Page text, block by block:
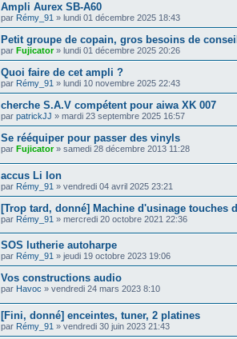
Ampli Aurex SB-A60
par Rémy_91 » lundi 01 décembre 2025 18:43
Petit groupe de copain, gros besoins de
par Fujicator» lundi 01 décembre 2025 20:26
Quoi faire de cet ampli ?
par Rémy_91 » lundi 10 novembre 2025 22:43
cherche S.A.V compétent pour aiwa XK 007
par patrickJJ » mardi 23 septembre 2025 16:57
Se rééquiper pour passer des vinyls
par Fujicator» samedi 28 décembre 2013 11:28
accus Li Ion
par Rémy_91 » vendredi 04 avril 2025 23:21
[Trop tard, donné] Machine d'usinage touches
par Rémy_91 » mercredi 20 octobre 2021 22:36
SOS lutherie autoharpe
par Rémy_91 » jeudi 19 octobre 2023 19:06
Vos constructions audio
par Havoc » vendredi 24 mars 2023 8:10
[Fini, donné] enceintes, tuner, 2 platines
par Rémy_91 » vendredi 30 juin 2023 21:43